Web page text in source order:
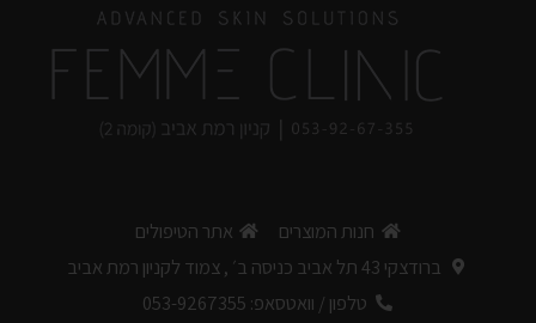
לבחירת הערכה >
חנות המוצרים
אתר הטיפולים
ברודצקי 43 תל אביב כניסה ב׳ , צמוד לקניון רמת אביב
טלפון / וואטסאפ: 053-9267355